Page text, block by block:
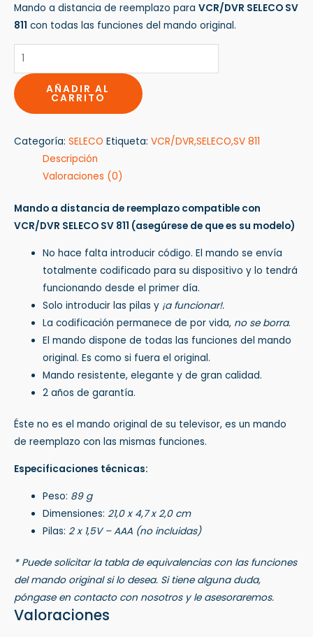
Mando a distancia de reemplazo para VCR/DVR SELECO SV
811 con todas las funciones del mando original.
AÑADIR AL
CARRITO
Categoría: SELECO Etiqueta: VCR/DVR,SELECO,SV 811
Descripción
Valoraciones (0)
Mando a distancia de reemplazo compatible con
VCR/DVR SELECO SV 811 (asegúrese de que es su modelo)
No hace falta introducir código. El mando se envía
totalmente codificado para su dispositivo y lo tendrá
funcionando desde el primer día.
Solo introducir las pilas y ¡a funcionar!.
La codificación permanece de por vida, no se borra.
El mando dispone de todas las funciones del mando
original. Es como si fuera el original.
Mando resistente, elegante y de gran calidad.
2 años de garantía.
Éste no es el mando original de su televisor, es un mando
de reemplazo con las mismas funciones.
Especificaciones técnicas:
Peso: 89 g
Dimensiones:21,0 x 4,7 x 2,0 cm
Pilas:2 x 1,5V – AAA (no incluidas)
* Puede solicitar la tabla de equivalencias con las funciones
del mando original si lo desea. Si tiene alguna duda,
póngase en contacto con nosotros y le asesoraremos.
Valoraciones